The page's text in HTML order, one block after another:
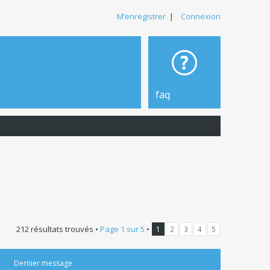
M’enregistrer | Connexion
faq
212 résultats trouvés • Page 1 sur5 • 1 2 3 4 5
Dernier message